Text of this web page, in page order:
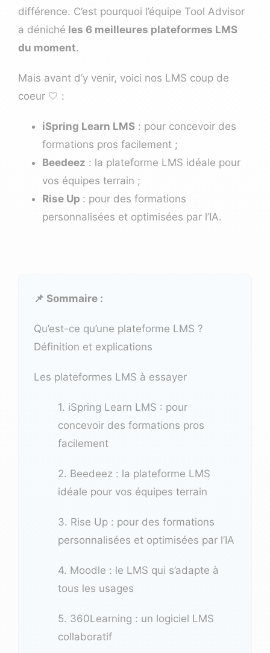
différence. C’est pourquoi l’équipe Tool Advisor
a déniché les 6 meilleures plateformes LMS
du moment.
Mais avant d’y venir, voici nos LMS coup de
coeur 🤍 :
iSpring Learn LMS : pour concevoir des
formations pros facilement ;
Beedeez : la plateforme LMS idéale pour
vos équipes terrain ;
Rise Up : pour des formations
personnalisées et optimisées par l’IA.
📌 Sommaire :
Qu’est-ce qu’une plateforme LMS ?
Définition et explications
Les plateformes LMS à essayer
1. iSpring Learn LMS : pour
concevoir des formations pros
facilement
2. Beedeez : la plateforme LMS
idéale pour vos équipes terrain
3. Rise Up : pour des formations
personnalisées et optimisées par l’IA
4. Moodle : le LMS qui s’adapte à
tous les usages
5. 360Learning : un logiciel LMS
collaboratif